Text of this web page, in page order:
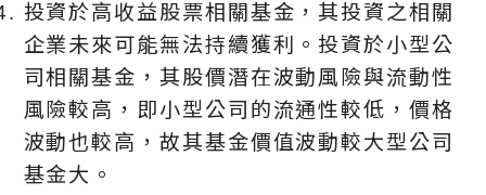
投資於高收益股票相關基金，其投資之相關
企業未來可能無法持續獲利。投資於小型公
司相關基金，其股價潛在波動風險與流動性
風險較高，即小型公司的流通性較低，價格
波動也較高，故其基金價值波動較大型公司
基金大。